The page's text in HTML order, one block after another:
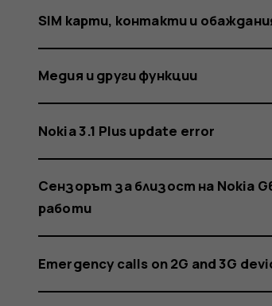
SIM карти, контакти и
Медия и други функции
Nokia 3.1 Plus update error
Сензорът за близост на Nokia
работи
Emergency calls on 2G and 3G